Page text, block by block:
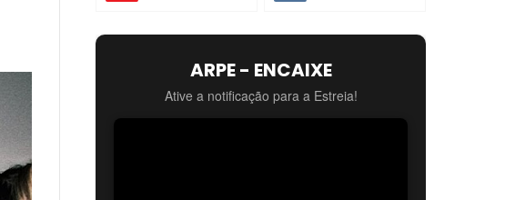
ARPE - ENCAIXE
Ative a notificação para a Estreia!